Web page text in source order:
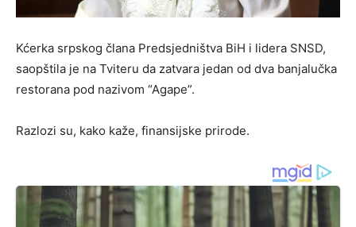
Kćerka srpskog člana Predsjedništva BiH i lidera SNSD,
saopštila je na Tviteru da zatvara jedan od dva banjalučka
restorana pod nazivom “Agape”.
Razlozi su, kako kaže, finansijske prirode.